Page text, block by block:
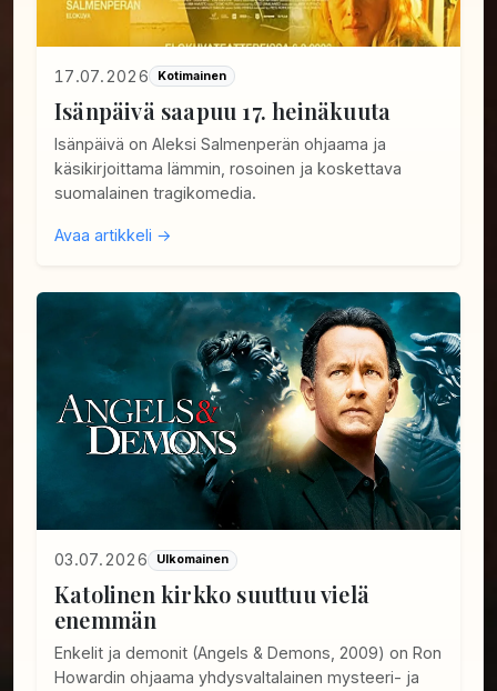
17.07.2026 Kotimainen
Isänpäivä saapuu 17. heinäkuuta
Isänpäivä on Aleksi Salmenperän ohjaama ja
käsikirjoittama lämmin, rosoinen ja koskettava
suomalainen tragikomedia.
Avaa artikkeli →
03.07.2026 Ulkomainen
Katolinen kirkko suuttuu vielä
enemmän
Enkelit ja demonit (Angels & Demons, 2009) on Ron
Howardin ohjaama yhdysvaltalainen mysteeri- ja